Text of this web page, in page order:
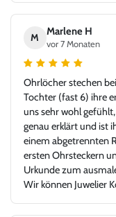
M
Marlene H
vor 7 Monaten
Ohrlöcher stechen
Tochter (fast 6) ihre
uns sehr wohl
genau erklärt und ist
einem abgetrennten
ersten Ohrsteckern
Urkunde zum
Wir können Juwelier